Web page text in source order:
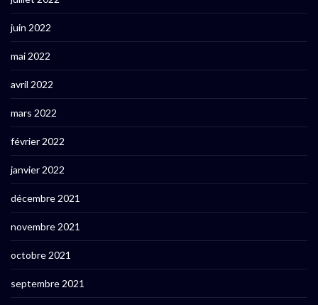
juin 2022
mai 2022
avril 2022
mars 2022
février 2022
janvier 2022
décembre 2021
novembre 2021
octobre 2021
septembre 2021